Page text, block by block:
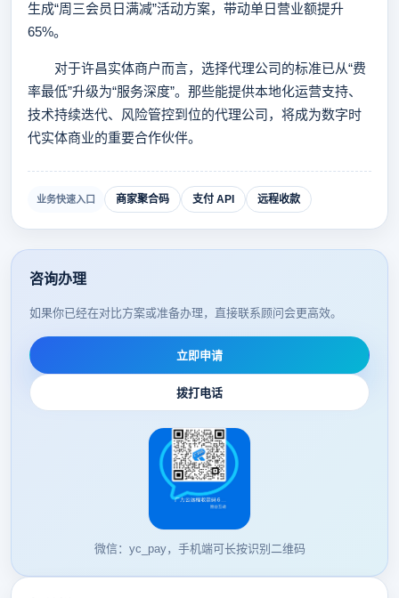
生成“周三会员日满减”活动方案，带动单日营业额提升
65%。
对于许昌实体商户而言，选择代理公司的标准已从“费
率最低”升级为“服务深度”。那些能提供本地化运营支持、
技术持续迭代、风险管控到位的代理公司，将成为数字时
代实体商业的重要合作伙伴。
业务快速入口 商家聚合码 支付 API 远程收款
咨询办理
如果你已经在对比方案或准备办理，直接联系顾问会更高效。
立即申请
拨打电话
微信：yc_pay，手机端可长按识别二维码